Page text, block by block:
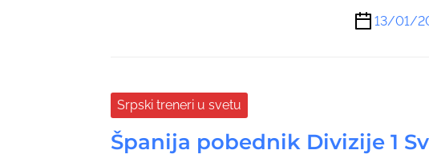
13/01/
Srpski treneri u svetu
Španija pobednik Divizije 1